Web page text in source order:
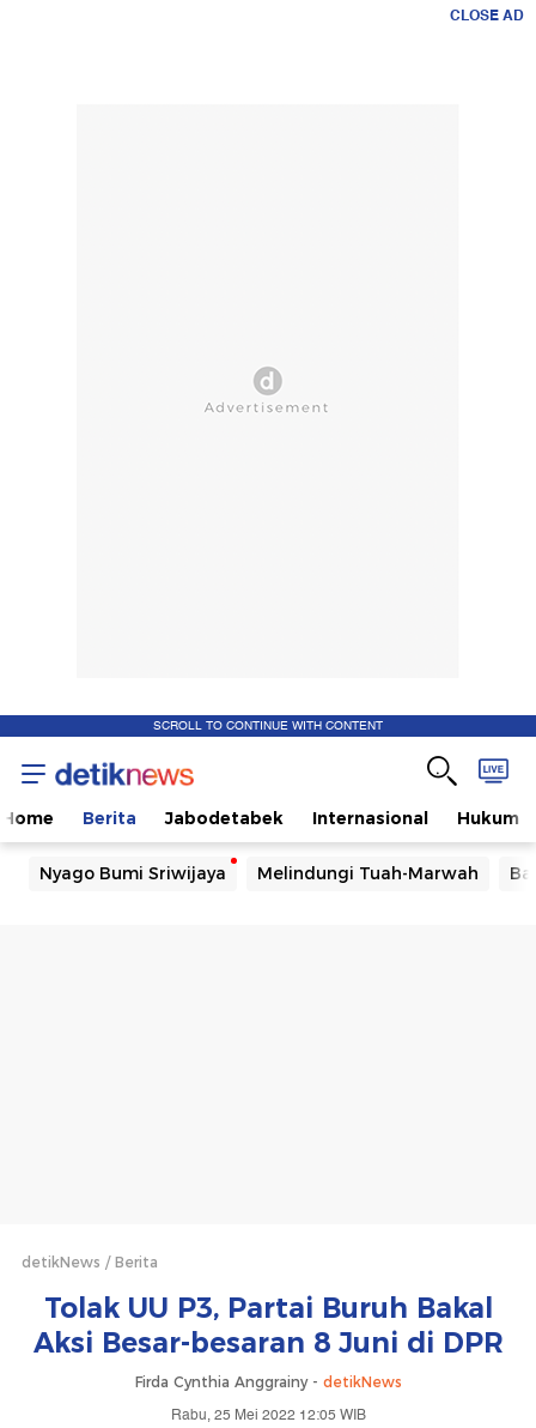
CLOSE AD
SCROLL TO CONTINUE WITH CONTENT
Home Berita Jabodetabek Internasional Hukum
Nyago Bumi Sriwijaya Melindungi Tuah-Marwah
detikNews Berita
Tolak UU P3, Partai Buruh Bakal
Aksi Besar-besaran 8 Juni di DPR
Firda Cynthia Anggrainy - detikNews
Rabu, 25 Mei 2022 12:05 WIB